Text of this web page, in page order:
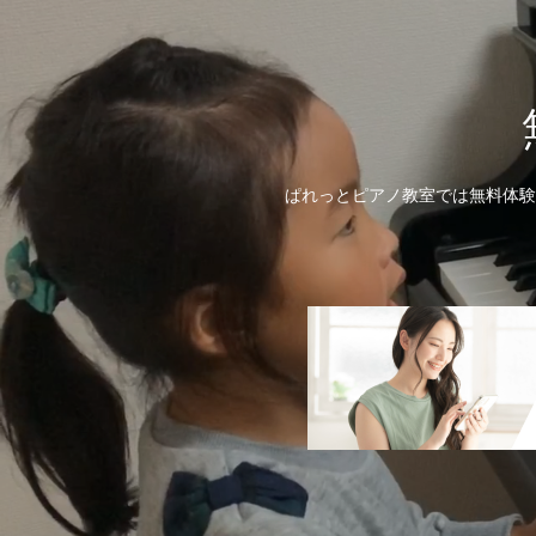
ぱれっとピアノ教室では無料体